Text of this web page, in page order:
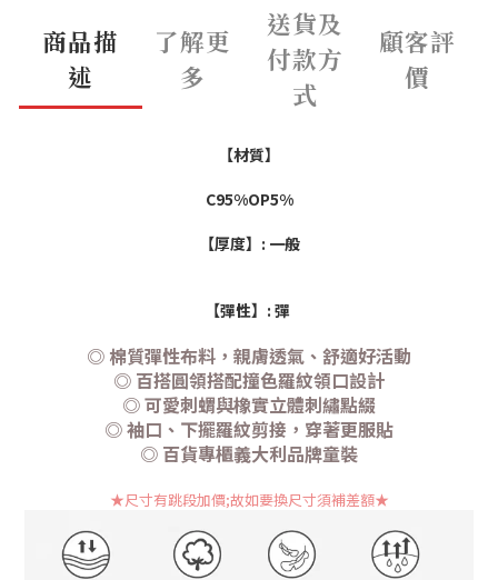
商品描
述
了解更
多
送貨及
付款方
式
顧客評
價
【材質】
C95%OP5%
【厚度】: 一般
【彈性】: 彈
◎ 棉質彈性布料，親膚透氣、舒適好活動
◎ 百搭圓領搭配撞色羅紋領口設計
◎ 可愛刺蝟與橡實立體刺繡點綴
◎ 袖口、下擺羅紋剪接，穿著更服貼
◎ 百貨專櫃義大利品牌童裝
★尺寸有跳段加價;故如要換尺寸須補差額★